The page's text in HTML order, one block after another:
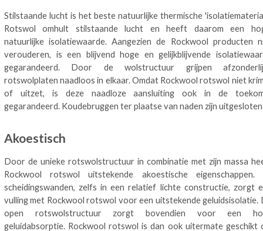
Stilstaande lucht is het beste natuurlijke thermische
Rotswol omhult stilstaande lucht en heeft daarom een
natuurlijke isolatiewaarde. Aangezien de Rockwool producten
verouderen, is een blijvend hoge en gelijkblijvende
gegarandeerd. Door de wolstructuur grijpen
rotswolplaten naadloos in elkaar. Omdat Rockwool rotswol niet
of uitzet, is deze naadloze aansluiting ook in de
gegarandeerd. Koudebruggen ter plaatse van naden zijn
Akoestisch
Door de unieke rotswolstructuur in combinatie met zijn massa
Rockwool rotswol uitstekende akoestische eigenschappen.
scheidingswanden, zelfs in een relatief lichte constructie, zorgt
vulling met Rockwool rotswol voor een uitstekende geluidsisolatie.
open rotswolstructuur zorgt bovendien voor een
geluidabsorptie. Rockwool rotswol is dan ook uitermate geschikt